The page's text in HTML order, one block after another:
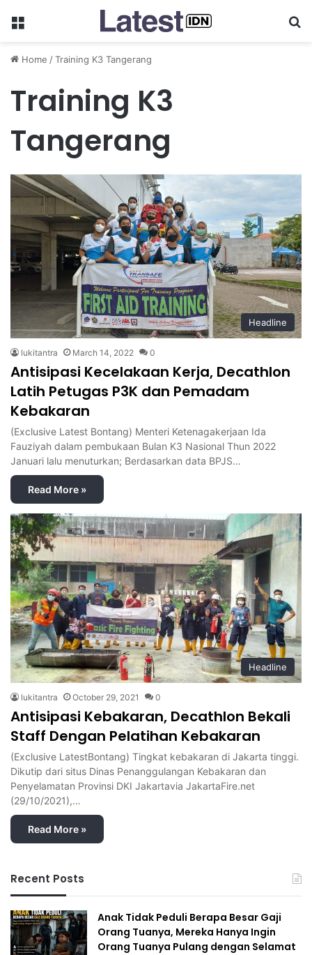
Menu
Home /Training K3 Tangerang
Training K3
Tangerang
Headline
lukitantra March 14, 2022 0
Antisipasi Kecelakaan Kerja, Decathlon
Latih Petugas P3K dan Pemadam
Kebakaran
(Exclusive Latest Bontang) Menteri Ketenagakerjaan Ida
Fauziyah dalam pembukaan Bulan K3 Nasional Thun 2022
Januari lalu menuturkan; Berdasarkan data BPJS…
Read More »
Headline
lukitantra October 29, 2021 0
Antisipasi Kebakaran, Decathlon Bekali
Staff Dengan Pelatihan Kebakaran
(Exclusive LatestBontang) Tingkat kebakaran di Jakarta tinggi.
Dikutip dari situs Dinas Penanggulangan Kebakaran dan
Penyelamatan Provinsi DKI Jakartavia JakartaFire.net
(29/10/2021),…
Read More »
Recent Posts
Anak Tidak Peduli Berapa Besar Gaji
Orang Tuanya, Mereka Hanya Ingin
Orang Tuanya Pulang dengan Selamat